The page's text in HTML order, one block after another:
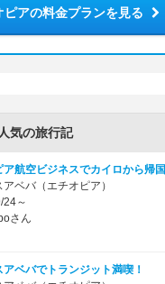
ピアの料金プランを見る
気の旅行記
ア航空ビジネスでカイロから帰国
ベバ（エチオピア）
24～
さん
アベバでトランジット満喫！